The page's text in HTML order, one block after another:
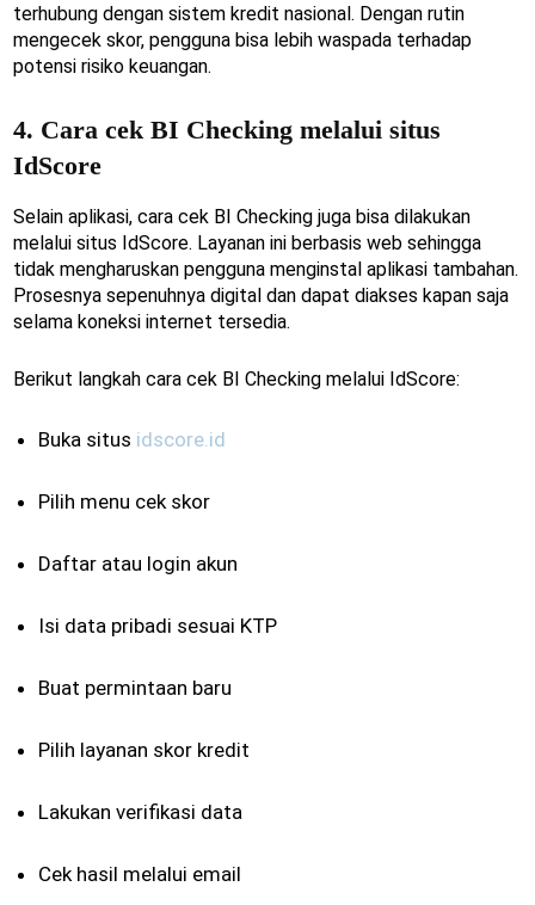
terhubung dengan sistem kredit nasional. Dengan rutin
mengecek skor, pengguna bisa lebih waspada terhadap
potensi risiko keuangan.
4. Cara cek BI Checking melalui situs
IdScore
Selain aplikasi, cara cek BI Checking juga bisa dilakukan
melalui situs IdScore. Layanan ini berbasis web sehingga
tidak mengharuskan pengguna menginstal aplikasi tambahan.
Prosesnya sepenuhnya digital dan dapat diakses kapan saja
selama koneksi internet tersedia.
Berikut langkah cara cek BI Checking melalui IdScore:
Buka situs idscore.id
Pilih menu cek skor
Daftar atau login akun
Isi data pribadi sesuai KTP
Buat permintaan baru
Pilih layanan skor kredit
Lakukan verifikasi data
Cek hasil melalui email